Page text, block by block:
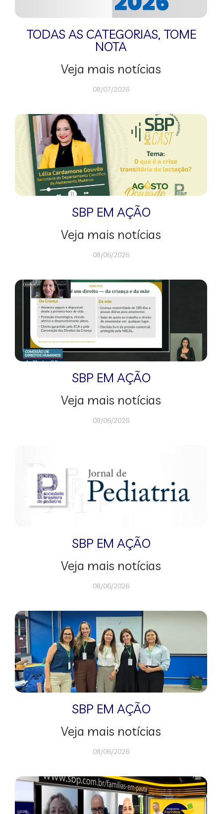
TODAS AS CATEGORIAS, TOME
NOTA
Veja mais notícias
08/07/2026
SBP EM AÇÃO
Veja mais notícias
08/06/2026
SBP EM AÇÃO
Veja mais notícias
08/06/2026
SBP EM AÇÃO
Veja mais notícias
08/06/2026
SBP EM AÇÃO
Veja mais notícias
08/06/2026